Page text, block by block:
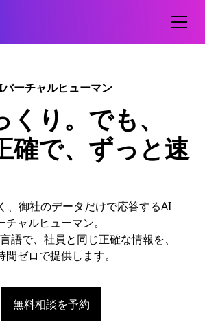
ーチャルヒューマン
り。でも、
確で、ずっと速
、御社のデータだけで応答するAI
チャルヒューマン。
語で、社員と同じ正確な情報を、
間ゼロで提供します。
無料相談を予約